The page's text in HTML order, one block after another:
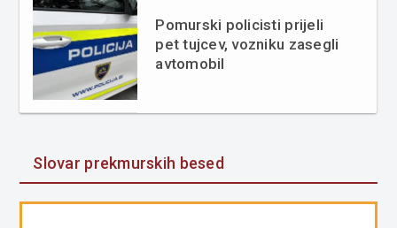
Pomurski policisti prijeli
pet tujcev, vozniku zasegli
avtomobil
Slovar prekmurskih besed